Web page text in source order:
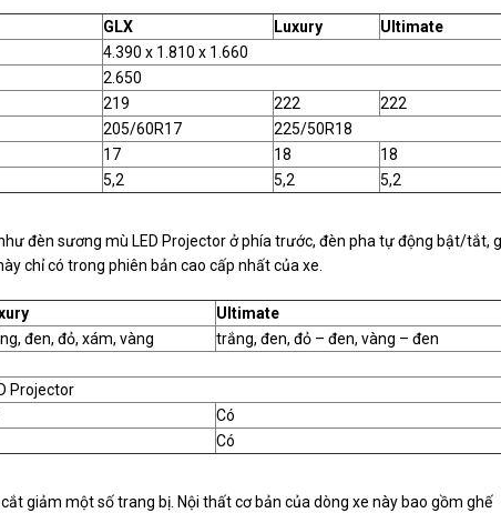
GLX Luxury
Ultimate
4.390 x 1.810 x 1.660
2.650
219 222
222
205/60R17
225/50R18
17 18
18
5,2 5,2
5,2
đèn sương mù LED Projector ở phía trước, đèn pha tự động bật/tắt,
chỉ có trong phiên bản cao cấp nhất của xe.
Ultimate
đen, đỏ, xám, vàng
trắng, đen, đỏ – đen, vàng – đen
Projector
Có
Có
giảm một số trang bị. Nội thất cơ bản của dòng xe này bao gồm ghế